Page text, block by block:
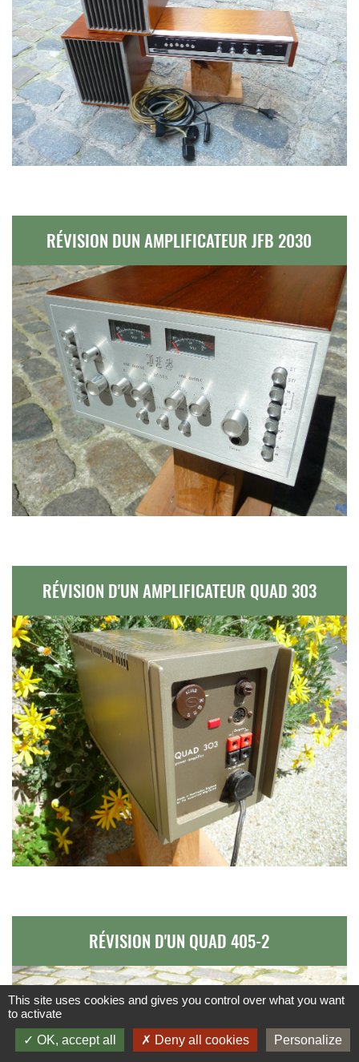
RÉVISION DUN AMPLIFICATEUR JFB 2030
RÉVISION D'UN AMPLIFICATEUR QUAD 303
RÉVISION D'UN QUAD 405-2
This site uses cookies and gives you control over what you want
to activate
OK, accept all
Deny all cookies Personalize